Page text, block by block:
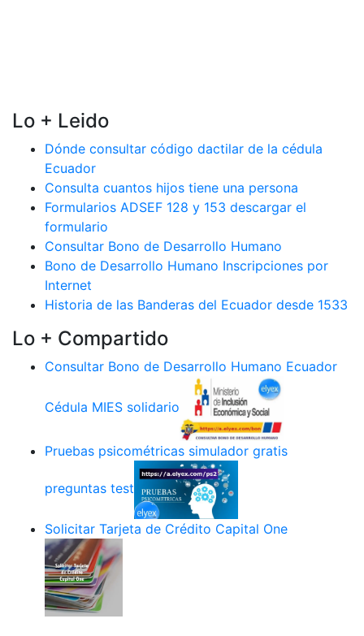
Lo + Leido
Dónde consultar código dactilar de la cédula
Ecuador
Consulta cuantos hijos tiene una persona
Formularios ADSEF 128 y 153 descargar el
formulario
Consultar Bono de Desarrollo Humano
Bono de Desarrollo Humano Inscripciones por
Internet
Historia de las Banderas del Ecuador desde 1533
Lo + Compartido
Consultar Bono de Desarrollo Humano Ecuador
Cédula MIES solidario
Pruebas psicométricas simulador gratis
preguntas test
Solicitar Tarjeta de Crédito Capital One